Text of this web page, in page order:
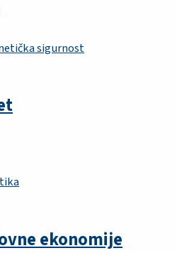
sigurnost
ekonomije